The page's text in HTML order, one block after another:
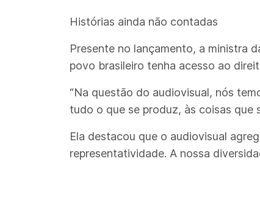
Histórias ainda não contadas
Presente no lançamento, a ministra
povo brasileiro tenha acesso ao
“Na questão do audiovisual, nós
tudo o que se produz, às coisas que
Ela destacou que o audiovisual
representatividade. A nossa